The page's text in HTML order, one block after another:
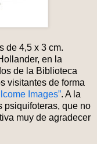
de 4,5 x 3 cm.
en la
de la Biblioteca
visitantes de forma
Images”. A la
psiquifoteras, que no
muy de agradecer